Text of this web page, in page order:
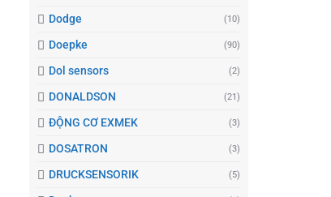
Dodge (10)
Doepke (90)
Dol sensors (2)
DONALDSON (21)
ĐỘNG CƠ EXMEK (3)
DOSATRON (3)
DRUCKSENSORIK (5)